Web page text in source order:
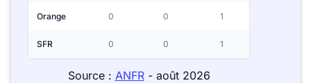
Orange 0 0 1
SFR 0 0 1
Source : ANFR- août 2026